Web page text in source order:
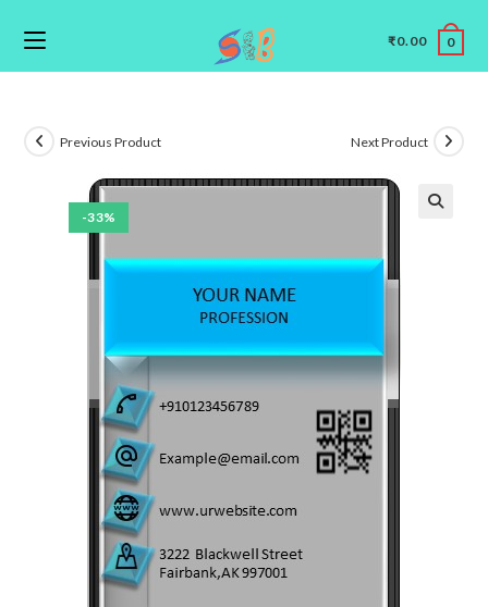
₹0.00 0
-33%
Previous Product Next Product